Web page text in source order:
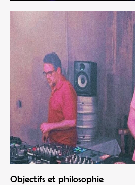
Objectifs et philosophie